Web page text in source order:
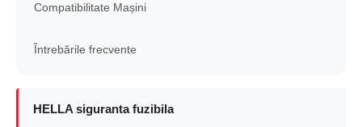
Compatibilitate Mașini
Întrebările frecvente
HELLA siguranta fuzibila